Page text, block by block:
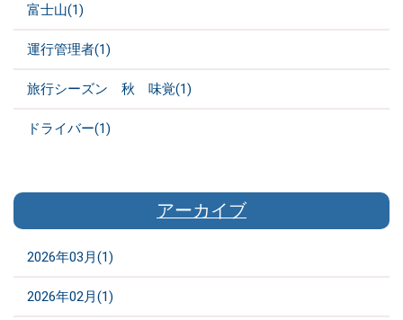
富士山(1)
運行管理者(1)
旅行シーズン 秋 味覚(1)
ドライバー(1)
アーカイブ
2026年03月(1)
2026年02月(1)